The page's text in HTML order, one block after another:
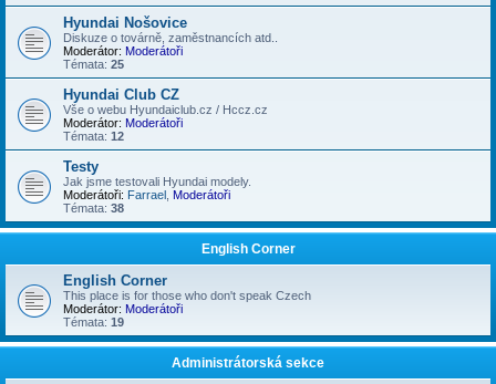
Hyundai Nošovice
Diskuze o továrně, zaměstnancích atd..
Moderátor: Moderátoři
Témata: 25
Hyundai Club CZ
Vše o webu Hyundaiclub.cz / Hccz.cz
Moderátor: Moderátoři
Témata: 12
Testy
Jak jsme testovali Hyundai modely.
Moderátoři: Farrael Moderátoři
Témata: 38
English Corner
English Corner
This place is for those who don't speak Czech
Moderátor: Moderátoři
Témata: 19
Administrátorská sekce